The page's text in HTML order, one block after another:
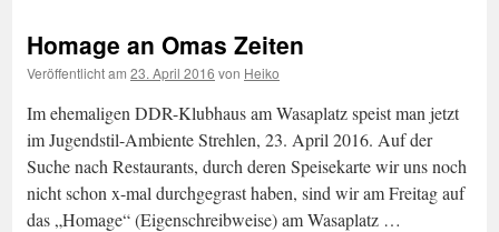
Homage an Omas Zeiten
Veröffentlicht am 23. April 2016 von Heiko
Im ehemaligen DDR-Klubhaus am Wasaplatz speist man jetzt
im Jugendstil-Ambiente Strehlen, 23. April 2016. Auf der
Suche nach Restaurants, durch deren Speisekarte wir uns noch
nicht schon x-mal durchgegrast haben, sind wir am Freitag auf
das „Homage“ (Eigenschreibweise) am Wasaplatz …